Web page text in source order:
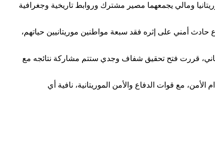
ومالي يجمعهما مصير مشترك وروابط تاريخية وجغرافية
حادث أمني على إثره فقد سبعة مواطنين موريتانيين حياتهم،
قررت فتح تحقيق شفاف وجدي ستتم مشاركة نتائجه مع
مع قوات الدفاع والأمن الموريتانية، نافية أي